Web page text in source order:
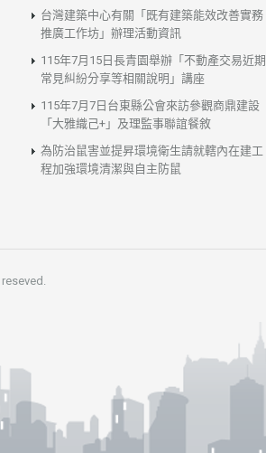
台灣建築中心有關「既有建築能效改善實務
推廣工作坊」辦理活動資訊
115年7月15日長青園舉辦「不動產交易近期
常見糾紛分享等相關說明」講座
115年7月7日台東縣公會來訪參觀商鼎建設
「大雅織己+」及理監事聯誼餐敘
為防治鼠害並提昇環境衛生請就轄內在建工
程加強環境清潔與自主防鼠